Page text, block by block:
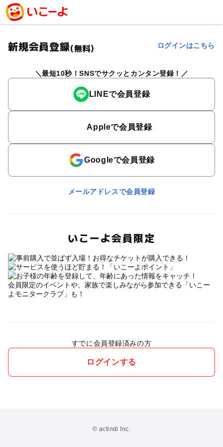
新規会員登録(無料) ログインはこちら
最短10秒！SNSでサクッとカンタン登録！
LINEで会員登録
Appleで会員登録
Googleで会員登録
メールアドレスで会員登録
いこーよ会員限定
会員限定のイベントや、家族で楽しみながら参加できる「いこー
よモニタークラブ」も！
すでに会員登録済みの方
ログインする
© actindi Inc.